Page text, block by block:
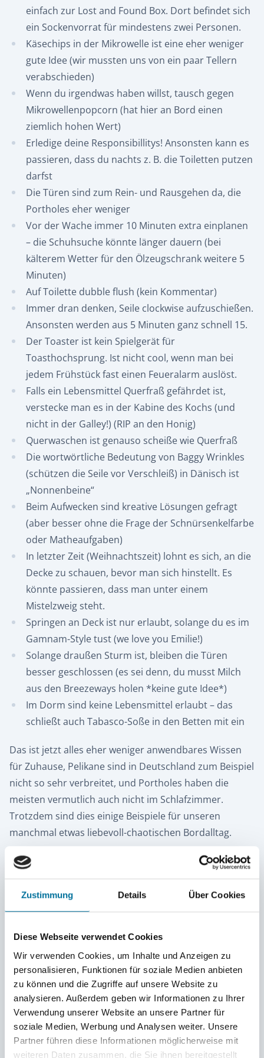
Zustimmung Details Über Cookies
Diese Webseite verwendet Cookies
Wir verwenden Cookies, um Inhalte und Anzeigen zu
personalisieren, Funktionen für soziale Medien anbieten
zu können und die Zugriffe auf unsere Website zu
analysieren. Außerdem geben wir Informationen zu Ihrer
Verwendung unserer Website an unsere Partner für
soziale Medien, Werbung und Analysen weiter. Unsere
Partner führen diese Informationen möglicherweise mit
weiteren Daten zusammen, die Sie ihnen bereitgestellt
einfach zur Lost and Found Box. Dort befindet sich
ein Sockenvorrat für mindestens zwei Personen.
Käsechips in der Mikrowelle ist eine eher weniger
gute Idee (wir mussten uns von ein paar Tellern
verabschieden)
Wenn du irgendwas haben willst, tausch gegen
Mikrowellenpopcorn (hat hier an Bord einen
ziemlich hohen Wert)
Erledige deine Responsibillitys! Ansonsten kann es
passieren, dass du nachts z. B. die Toiletten putzen
darfst
Die Türen sind zum Rein- und Rausgehen da, die
Portholes eher weniger
Vor der Wache immer 10 Minuten extra einplanen
– die Schuhsuche könnte länger dauern (bei
kälterem Wetter für den Ölzeugschrank weitere 5
Minuten)
Auf Toilette dubble flush (kein Kommentar)
Immer dran denken, Seile clockwise aufzuschießen.
Ansonsten werden aus 5 Minuten ganz schnell 15.
Der Toaster ist kein Spielgerät für
Toasthochsprung. Ist nicht cool, wenn man bei
jedem Frühstück fast einen Feueralarm auslöst.
Falls ein Lebensmittel Querfraß gefährdet ist,
verstecke man es in der Kabine des Kochs (und
nicht in der Galley!) (RIP an den Honig)
Querwaschen ist genauso scheiße wie Querfraß
Die wortwörtliche Bedeutung von Baggy Wrinkles
(schützen die Seile vor Verschleiß) in Dänisch ist
„Nonnenbeine“
Beim Aufwecken sind kreative Lösungen gefragt
(aber besser ohne die Frage der Schnürsenkelfarbe
oder Matheaufgaben)
In letzter Zeit (Weihnachtszeit) lohnt es sich, an die
Decke zu schauen, bevor man sich hinstellt. Es
könnte passieren, dass man unter einem
Mistelzweig steht.
Springen an Deck ist nur erlaubt, solange du es im
Gamnam-Style tust (we love you Emilie!)
Solange draußen Sturm ist, bleiben die Türen
besser geschlossen (es sei denn, du musst Milch
aus den Breezeways holen *keine gute Idee*)
Im Dorm sind keine Lebensmittel erlaubt – das
schließt auch Tabasco-Soße in den Betten mit ein
Das ist jetzt alles eher weniger anwendbares Wissen
für Zuhause, Pelikane sind in Deutschland zum Beispiel
nicht so sehr verbreitet, und Portholes haben die
meisten vermutlich auch nicht im Schlafzimmer.
Trotzdem sind dies einige Beispiele für unseren
manchmal etwas liebevoll-chaotischen Bordalltag.
Eine liebevoll-chaotische Zeit (hoffentlich ohne
Leftover-Soups)!
Eure Hanni und Merle
Aktuelles: Es gibt schon ein Video über unseren Lauf in
Longo Mai.
Klickt hier, um es zu sehen!